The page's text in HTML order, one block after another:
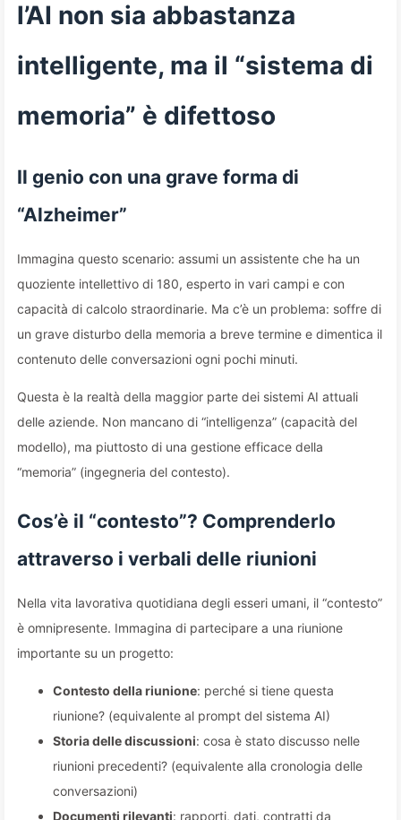
l’AI non sia abbastanza
intelligente, ma il “sistema di
memoria” è difettoso
Il genio con una grave forma di
“Alzheimer”
Immagina questo scenario: assumi un assistente che ha un
quoziente intellettivo di 180, esperto in vari campi e con
capacità di calcolo straordinarie. Ma c’è un problema: soffre di
un grave disturbo della memoria a breve termine e dimentica il
contenuto delle conversazioni ogni pochi minuti.
Questa è la realtà della maggior parte dei sistemi AI attuali
delle aziende. Non mancano di “intelligenza” (capacità del
modello), ma piuttosto di una gestione efficace della
“memoria” (ingegneria del contesto).
Cos’è il “contesto”? Comprenderlo
attraverso i verbali delle riunioni
Nella vita lavorativa quotidiana degli esseri umani, il “contesto”
è omnipresente. Immagina di partecipare a una riunione
importante su un progetto:
Contesto della riunione: perché si tiene questa
riunione? (equivalente al prompt del sistema AI)
Storia delle discussioni: cosa è stato discusso nelle
riunioni precedenti? (equivalente alla cronologia delle
conversazioni)
Documenti rilevanti: rapporti, dati, contratti da